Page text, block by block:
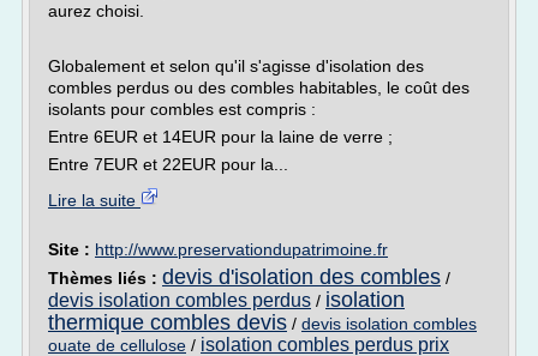
aurez choisi.
Globalement et selon qu'il s'agisse d'isolation des
combles perdus ou des combles habitables, le coût des
isolants pour combles est compris :
Entre 6EUR et 14EUR pour la laine de verre ;
Entre 7EUR et 22EUR pour la...
Lire la suite
Site : http://www.preservationdupatrimoine.fr
Thèmes liés : devis d'isolation des combles /
devis isolation combles perdus / isolation
thermique combles devis / devis isolation combles
ouate de cellulose / isolation combles perdus prix